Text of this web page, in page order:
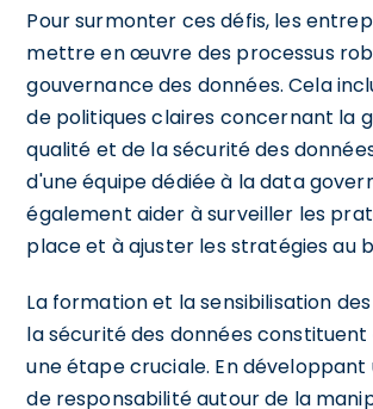
Pour surmonter ces défis, les
mettre en œuvre des processus
gouvernance des données. Cela
de politiques claires concernant la
qualité et de la sécurité des
d'une équipe dédiée à la data
également aider à surveiller les
place et à ajuster les stratégies au
La formation et la sensibilisation
la sécurité des données
une étape cruciale. En
de responsabilité autour de la